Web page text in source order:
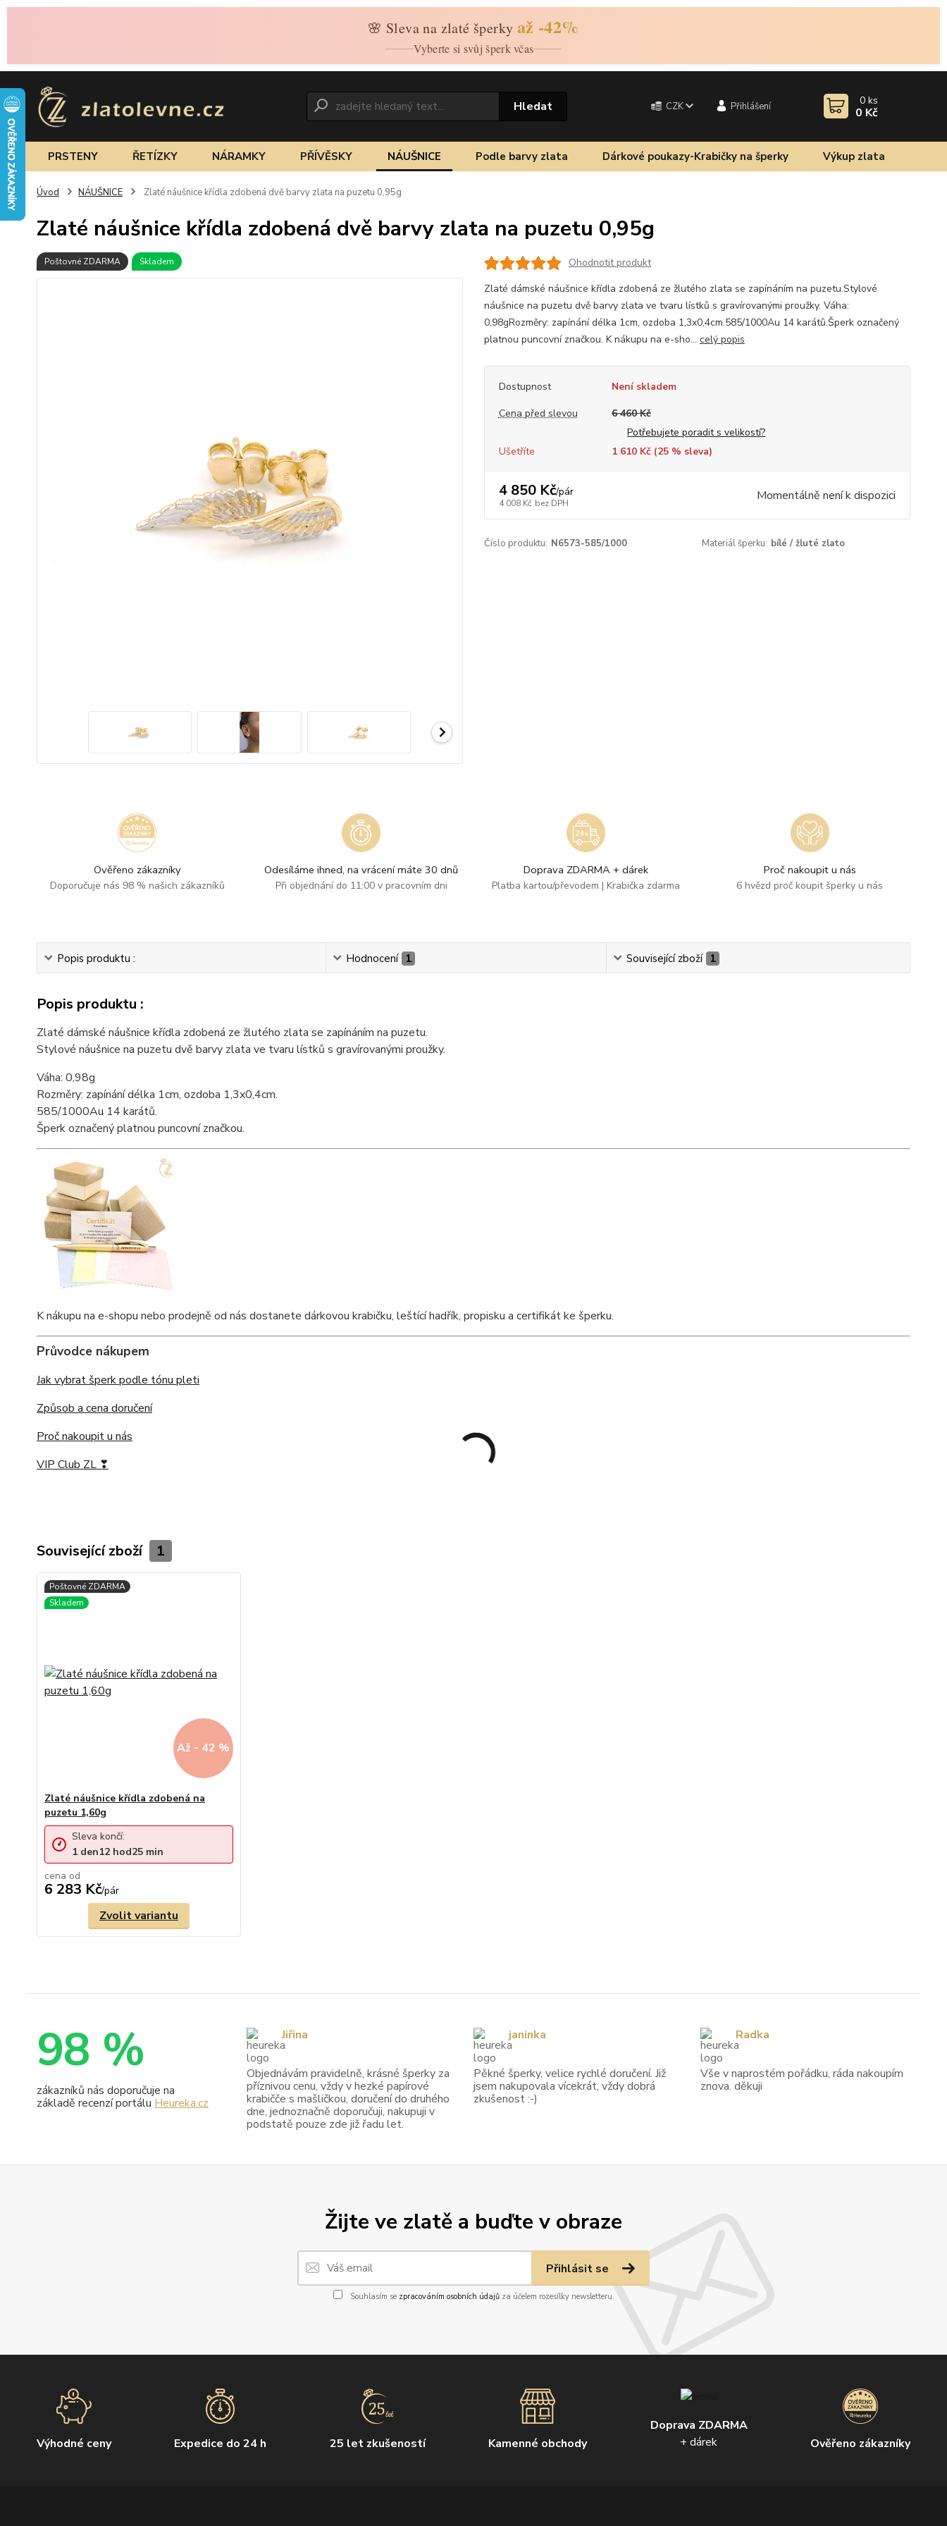
🌸 Sleva na zlaté šperky až -42%
Vyberte si svůj šperk včas
CZK Přihlášení
Hledat 0 ks
0 Kč
PRSTENY ŘETÍZKY NÁRAMKY PŘÍVĚSKY NÁUŠNICE Podle barvy zlata Dárkové poukazy-Krabičky na šperky Výkup zlata
Úvod NÁUŠNICE Zlaté náušnice křídla zdobená dvě barvy zlata na puzetu 0,95g
Zlaté náušnice křídla zdobená dvě barvy zlata na puzetu 0,95g
Poštovné ZDARMA Skladem
Ohodnotit produkt
Zlaté dámské náušnice křídla zdobená ze žlutého zlata se zapínáním na puzetu.Stylové
náušnice na puzetu dvě barvy zlata ve tvaru lístků s gravírovanými proužky. Váha:
0,98gRozměry: zapínání délka 1cm, ozdoba 1,3x0,4cm.585/1000Au 14 karátů.Šperk označený
platnou puncovní značkou. K nákupu na e-sho... celý popis
Dostupnost
Není skladem
Cena před slevou
6 460 Kč
Potřebujete poradit s velikostí?
Ušetříte
1 610 Kč (25% sleva)
4 850 Kč/pár
4 008 Kč bez DPH Momentálně není k dispozici
Číslo produktu: N6573-585/1000 Materiál šperku: bílé / žluté zlato
Ověřeno zákazníky
Doporučuje nás 98 % našich zákazníků
Odesíláme ihned, na vrácení máte 30 dnů
Při objednání do 11:00 v pracovním dni
Doprava ZDARMA + dárek
Platba kartou/převodem | Krabička zdarma
Proč nakoupit u nás
6 hvězd proč koupit šperky u nás
Popis produktu : Hodnocení 1 Související zboží 1
Popis produktu :
Zlaté dámské náušnice křídla zdobená ze žlutého zlata se zapínáním na puzetu.
Stylové náušnice na puzetu dvě barvy zlata ve tvaru lístků s gravírovanými proužky.
Váha: 0,98g
Rozměry: zapínání délka 1cm, ozdoba 1,3x0,4cm.
585/1000Au 14 karátů.
Šperk označený platnou puncovní značkou.
K nákupu na e-shopu nebo prodejně od nás dostanete dárkovou krabičku, leštící hadřík, propisku a certifikát ke šperku.
Průvodce nákupem
Jak vybrat šperk podle tónu pleti
Způsob a cena doručení
Proč nakoupit u nás
VIP Club ZL ❣
Související zboží 1
Až - 42 %
Zlaté náušnice křídla zdobená na
puzetu 1,60g
cena od
6 283 Kč/pár
Sleva končí:
1 den12 hod25 min
Zvolit variantu
Žijte ve zlatě a buďte v obraze
Přihlásit se
Souhlasím se zpracováním osobních údajůza účelem rozesílky newsletteru.
Výhodné ceny Expedice do 24 h 25 let zkušeností Kamenné obchody
Doprava ZDARMA
+ dárek
Ověřeno zákazníky
98 %
zákazníků nás doporučuje na
základě recenzí portálu Heureka.cz
Objednávám pravidelně, krásné šperky za
příznivou cenu, vždy v hezké papírové
krabičče s mašličkou, doručení do druhého
dne, jednoznačně doporučuji, nakupuji v
podstatě pouze zde již řadu let.
Jiřina
Pěkné šperky, velice rychlé doručení. Již
jsem nakupovala vícekrát, vždy dobrá
zkušenost :-)
janinka
Vše v naprostém pořádku, ráda nakoupím
znova. děkuji
Radka